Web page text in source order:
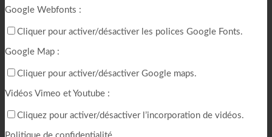
Google Webfonts :
Cliquer pour activer/désactiver les polices Google Fonts.
Google Map :
Cliquer pour activer/désactiver Google maps.
Vidéos Vimeo et Youtube :
Cliquez pour activer/désactiver l’incorporation de vidéos.